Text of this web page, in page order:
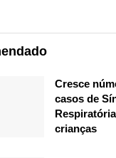
Cresce
casos de
crianças